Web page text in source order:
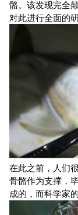
骼。该发现完全
对此进行全面的研
在此之前，人们
骨骼作为支撑，
成的，而科学家